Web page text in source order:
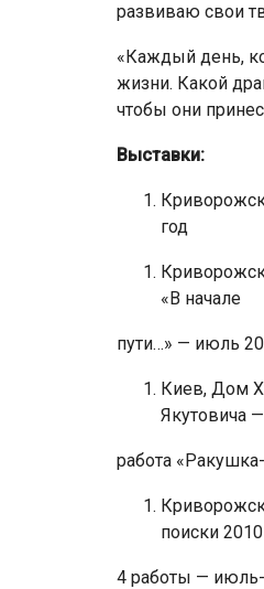
развиваю свои
«Каждый день,
жизни. Какой
чтобы они
Выставки:
год
«В начале
пути…» — июль
Киев, Дом
Якутовича —
работа
поиски 2010
4 работы — июль-